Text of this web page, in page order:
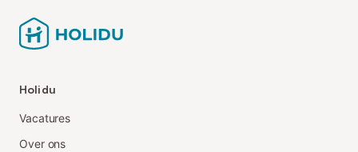
Holidu
Vacatures
Over ons